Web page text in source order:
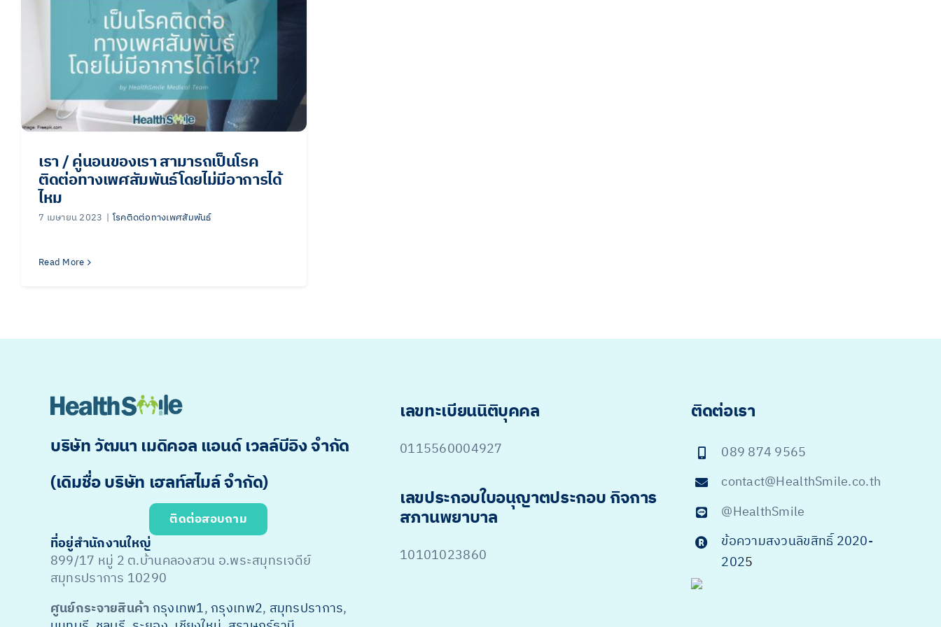
เรา / คู่นอนของเรา สามารถเป็นโรค
ติดต่อทางเพศสัมพันธ์โดยไม่มีอาการได้
ไหม
7 เมษายน 2023 | โรคติดต่อทางเพศสัมพันธ์
Read More
บริษัท วัฒนา เมดิคอล แอนด์ เวลล์บีอิง จำกัด
(เดิมชื่อ บริษัท เฮลท์สไมล์ จำกัด)
ติดต่อสอบถาม
ที่อยู่สำนักงานใหญ่
899/17 หมู่ 2 ต.บ้านคลองสวน อ.พระสมุทรเจดีย์
สมุทรปราการ 10290
ศูนย์กระจายสินค้า กรุงเทพ1, กรุงเทพ2, สมุทรปราการ,
เลขทะเบียนนิติบุคคล
0115560004927
เลขประกอบใบอนุญาตประกอบ กิจการ
สภานพยาบาล
10101023860
ติดต่อเรา
089 874 9565
contact@HealthSmile.co.th
@HealthSmile
ข้อความสงวนลิขสิทธิ์ 2020-
2025